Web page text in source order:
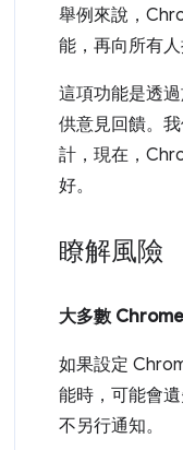
舉例來說，
能，再向所有
這項功能是透
供意見回饋。
計，現在，
好。
瞭解風險
大多數
如果設定
能時，可能會
不另行通知。